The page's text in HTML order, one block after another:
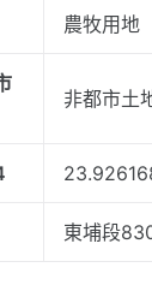
農牧用地
非都市土
東埔段